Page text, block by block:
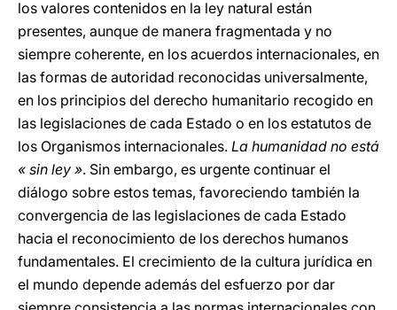
los valores contenidos en la ley natural están
presentes, aunque de manera fragmentada y no
siempre coherente, en los acuerdos internacionales, en
las formas de autoridad reconocidas universalmente,
en los principios del derecho humanitario recogido en
las legislaciones de cada Estado o en los estatutos de
los Organismos internacionales. La humanidad no está
« sin ley ». Sin embargo, es urgente continuar el
diálogo sobre estos temas, favoreciendo también la
convergencia de las legislaciones de cada Estado
hacia el reconocimiento de los derechos humanos
fundamentales. El crecimiento de la cultura jurídica en
el mundo depende además del esfuerzo por dar